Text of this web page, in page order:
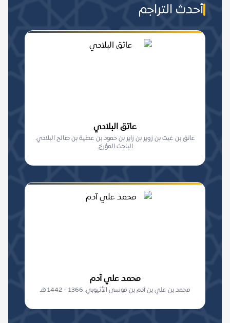
أحدث التراجم
عاتق البلادي
عاتق بن غيث بن زوير بن زاير بن حمود بن عطية بن صالح البلادي.
الباحث المؤرخ.
محمد علي آدم
محمد بن علي بن آدم بن موسى الأثيوبي. 1366 - 1442 هـ